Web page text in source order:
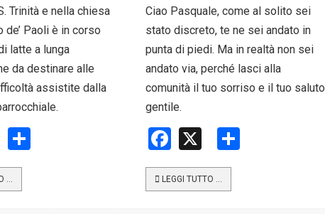
Trinità e nella chiesa
de’ Paoli è in corso
latte a lunga
da destinare alle
assistite dalla
Share
…
Ciao Pasquale, come al solito sei
stato discreto, te ne sei andato in
punta di piedi. Ma in realtà non sei
andato via, perché lasci alla
comunità il tuo sorriso e il tuo saluto
gentile.
Facebook
X Share
LEGGI TUTTO …